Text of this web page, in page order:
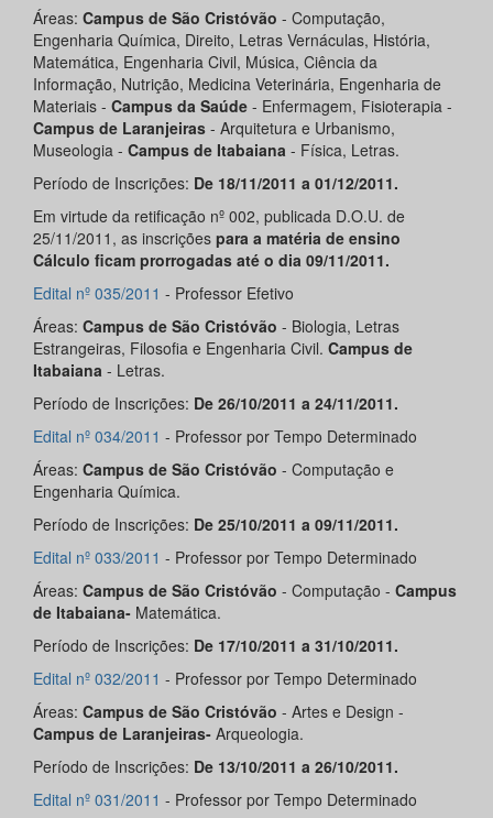
Áreas: Campus de São Cristóvão - Computação,
Engenharia Química, Direito, Letras Vernáculas, História,
Matemática, Engenharia Civil, Música, Ciência da
Informação, Nutrição, Medicina Veterinária, Engenharia de
Materiais - Campus da Saúde - Enfermagem, Fisioterapia -
Campus de Laranjeiras - Arquitetura e Urbanismo,
Museologia - Campus de Itabaiana - Física, Letras.
Período de Inscrições: De 18/11/2011 a 01/12/2011.
Em virtude da retificação nº 002, publicada D.O.U. de
25/11/2011, as inscrições para a matéria de ensino
Cálculo ficam prorrogadas até o dia 09/11/2011.
Edital nº 035/2011 - Professor Efetivo
Áreas: Campus de São Cristóvão - Biologia, Letras
Estrangeiras, Filosofia e Engenharia Civil. Campus de
Itabaiana - Letras.
Período de Inscrições: De 26/10/2011 a 24/11/2011.
Edital nº 034/2011 - Professor por Tempo Determinado
Áreas: Campus de São Cristóvão - Computação e
Engenharia Química.
Período de Inscrições: De 25/10/2011 a 09/11/2011.
Edital nº 033/2011 - Professor por Tempo Determinado
Áreas: Campus de São Cristóvão - Computação - Campus
de Itabaiana- Matemática.
Período de Inscrições: De 17/10/2011 a 31/10/2011.
Edital nº 032/2011 - Professor por Tempo Determinado
Áreas: Campus de São Cristóvão - Artes e Design -
Campus de Laranjeiras- Arqueologia.
Período de Inscrições: De 13/10/2011 a 26/10/2011.
Edital nº 031/2011 - Professor por Tempo Determinado